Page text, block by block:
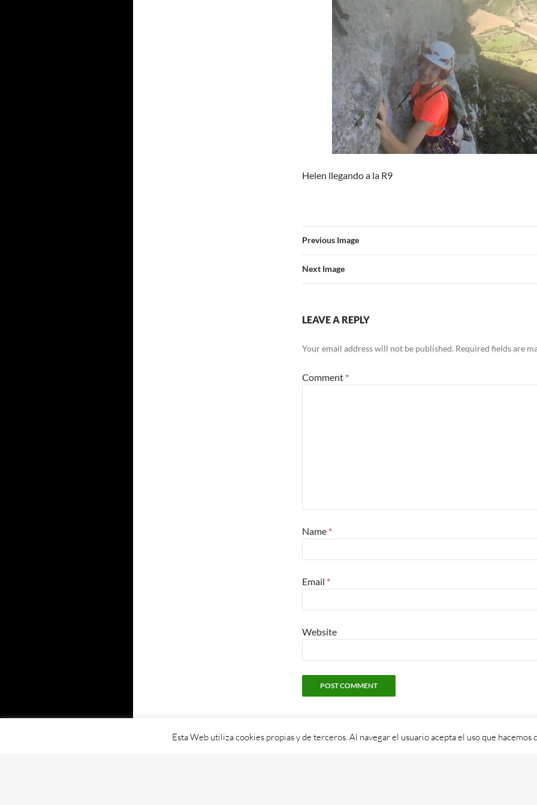
Helen llegando a la R9
Previous Image
Next Image
LEAVE A REPLY
Your email address will not be published. Required fields are
Comment *
Name *
Email *
Website
Esta Web utiliza cookies propias y de terceros. Al navegar el usuario acepta el uso que hacemos